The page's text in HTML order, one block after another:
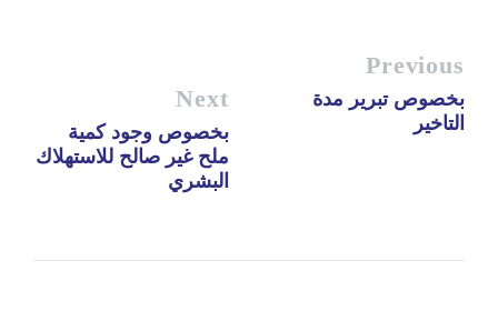
Previous
بخصوص تبرير مدة
التاخير
Next
بخصوص وجود كمية
ملح غير صالح للاستهلاك
البشري